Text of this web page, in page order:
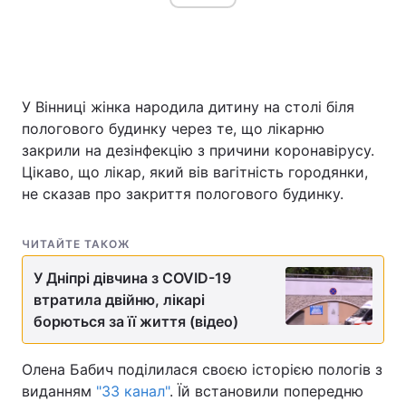
У Вінниці жінка народила дитину на столі біля
пологового будинку через те, що лікарню
закрили на дезінфекцію з причини коронавірусу.
Цікаво, що лікар, який вів вагітність городянки,
не сказав про закриття пологового будинку.
ЧИТАЙТЕ ТАКОЖ
У Дніпрі дівчина з COVID-19
втратила двійню, лікарі
борються за її життя (відео)
Олена Бабич поділилася своєю історією пологів з
виданням "33 канал". Їй встановили попередню